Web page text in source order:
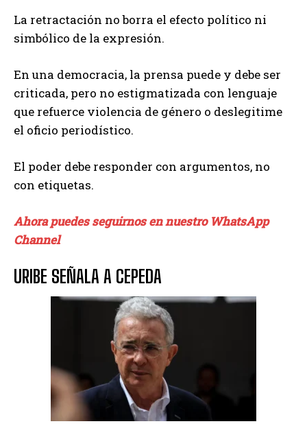
La retractación no borra el efecto político ni
simbólico de la expresión.
En una democracia, la prensa puede y debe ser
criticada, pero no estigmatizada con lenguaje
que refuerce violencia de género o deslegitime
el oficio periodístico.
El poder debe responder con argumentos, no
con etiquetas.
Ahora puedes seguirnos en nuestro WhatsApp
Channel
URIBE SEÑALA A CEPEDA